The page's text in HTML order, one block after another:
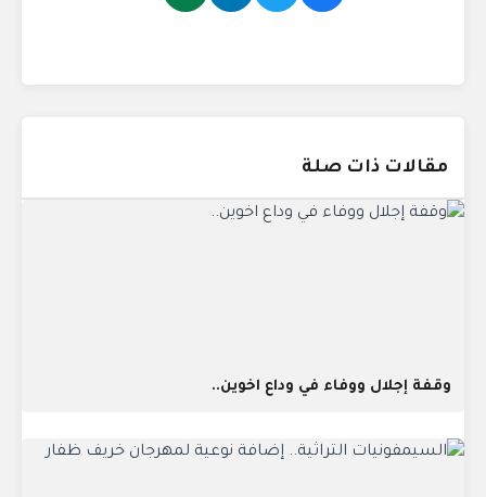
مقالات ذات صلة
وقفة إجلال ووفاء في وداع اخوين..